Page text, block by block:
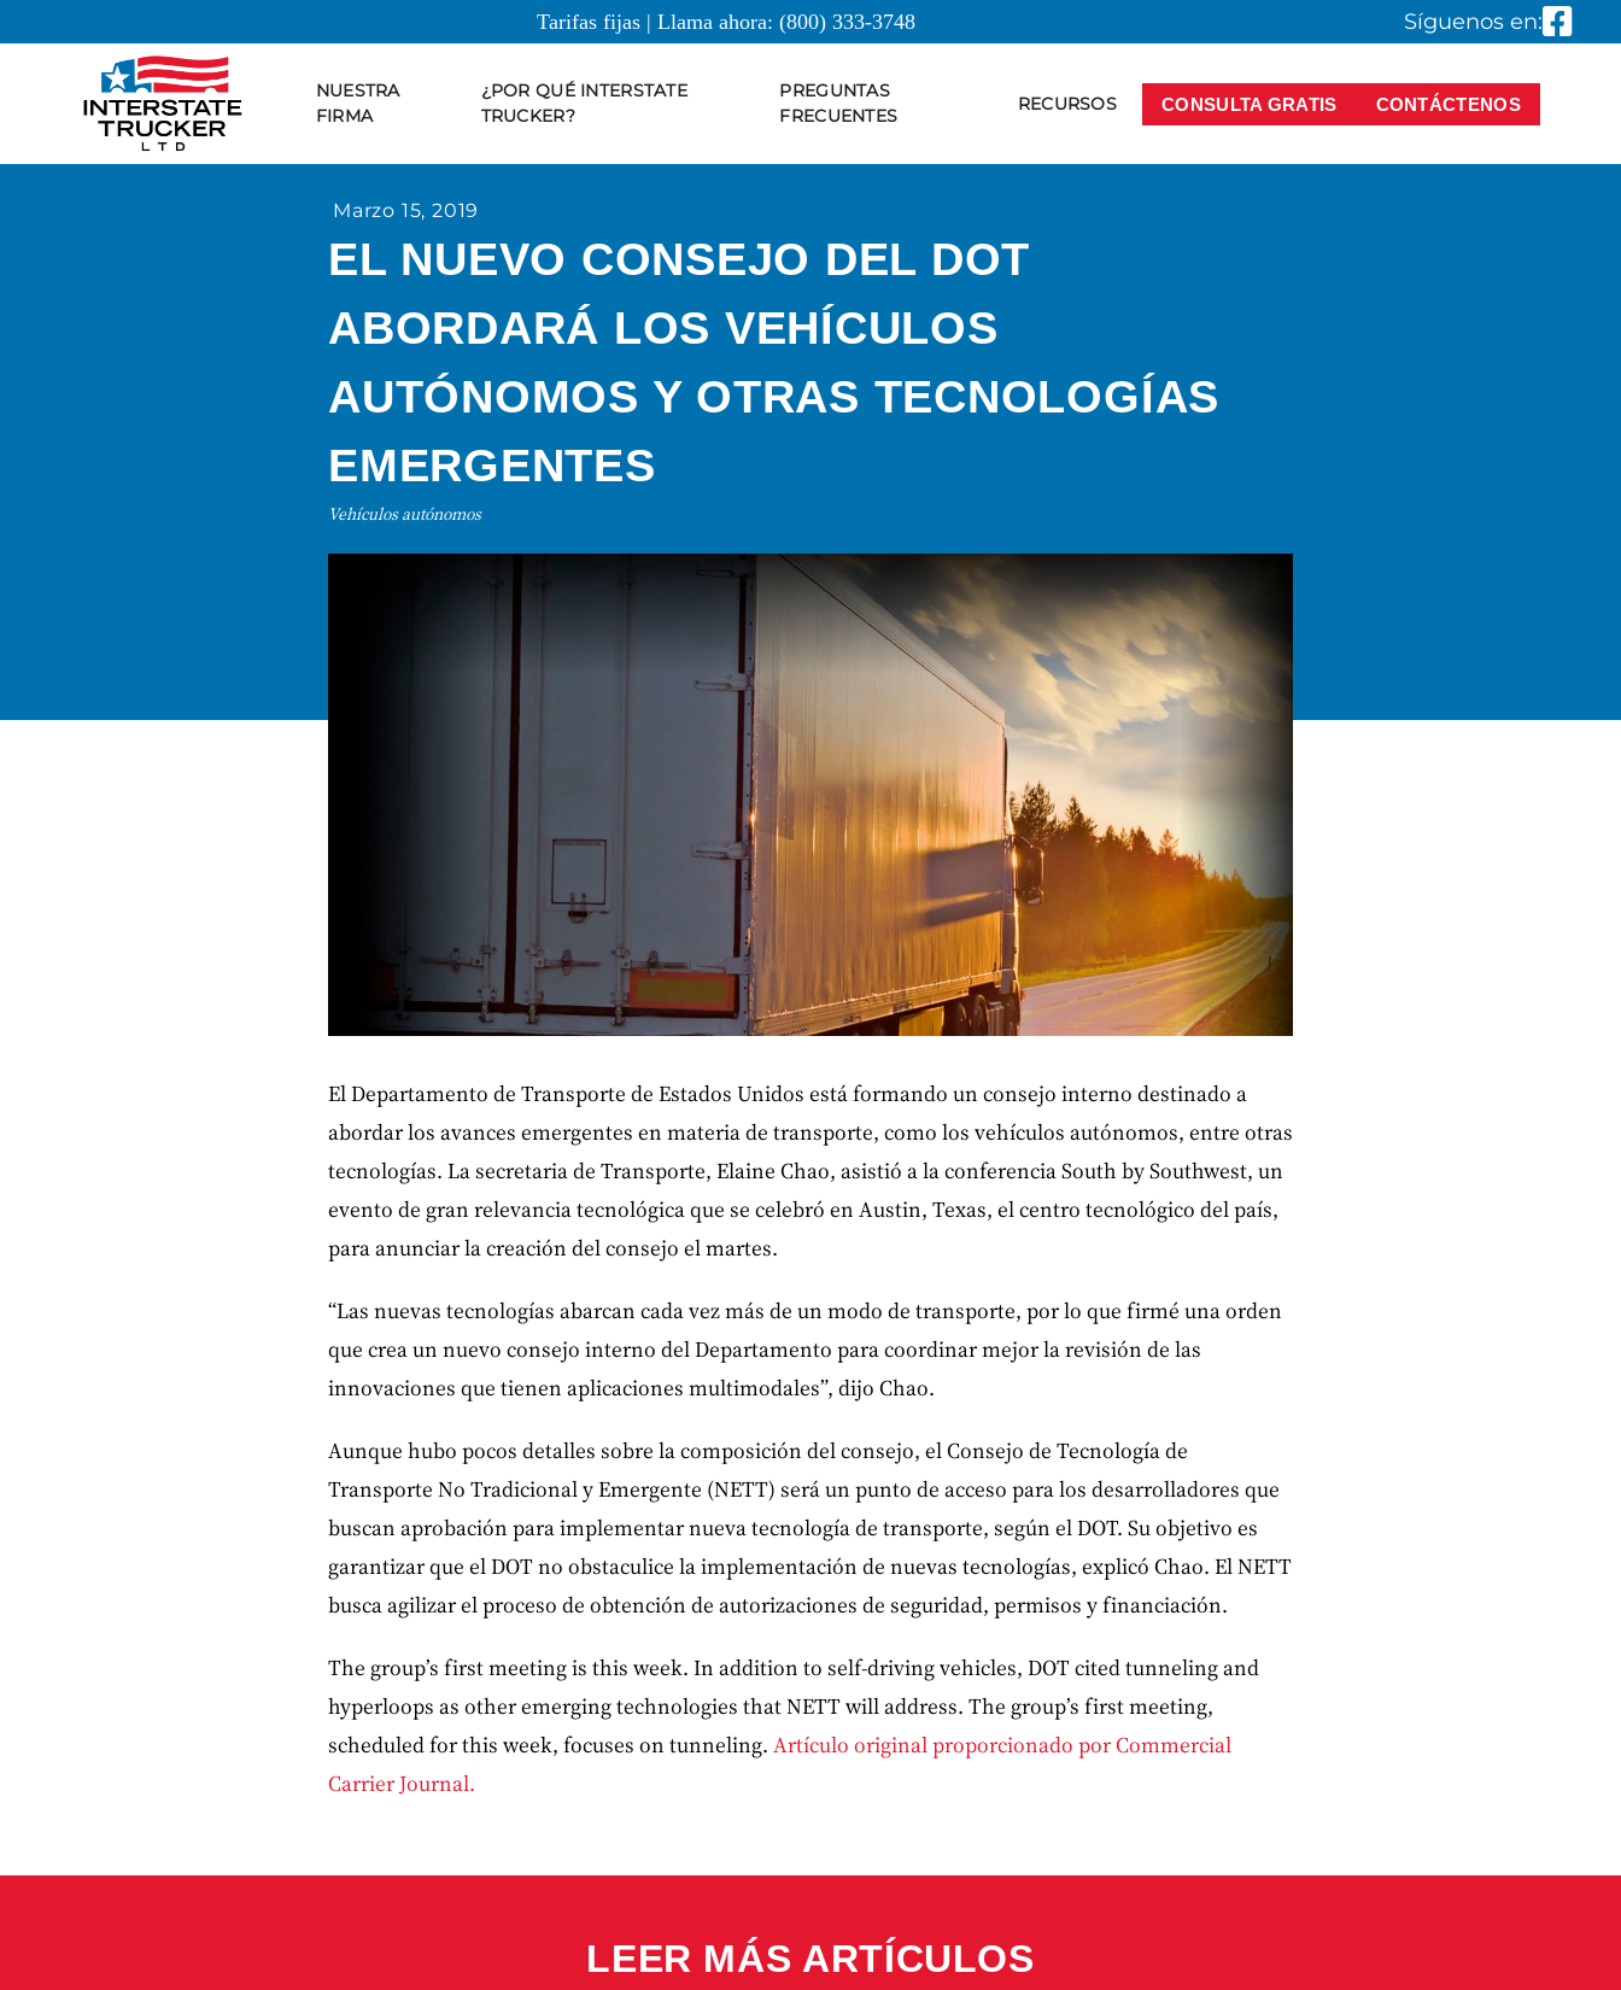
Tarifas fijas | Llama ahora: (800) 333-3748 Síguenos en:
NUESTRA
FIRMA
¿POR QUÉ INTERSTATE
TRUCKER?
PREGUNTAS
FRECUENTES
RECURSOS CONSULTA GRATIS CONTÁCTENOS
Marzo 15, 2019
EL NUEVO CONSEJO DEL DOT
ABORDARÁ LOS VEHÍCULOS
AUTÓNOMOS Y OTRAS TECNOLOGÍAS
EMERGENTES
Vehículos autónomos
El Departamento de Transporte de Estados Unidos está formando un consejo interno destinado a
abordar los avances emergentes en materia de transporte, como los vehículos autónomos, entre otras
tecnologías. La secretaria de Transporte, Elaine Chao, asistió a la conferencia South by Southwest, un
evento de gran relevancia tecnológica que se celebró en Austin, Texas, el centro tecnológico del país,
para anunciar la creación del consejo el martes.
“Las nuevas tecnologías abarcan cada vez más de un modo de transporte, por lo que firmé una orden
que crea un nuevo consejo interno del Departamento para coordinar mejor la revisión de las
innovaciones que tienen aplicaciones multimodales”, dijo Chao.
Aunque hubo pocos detalles sobre la composición del consejo, el Consejo de Tecnología de
Transporte No Tradicional y Emergente (NETT) será un punto de acceso para los desarrolladores que
buscan aprobación para implementar nueva tecnología de transporte, según el DOT. Su objetivo es
garantizar que el DOT no obstaculice la implementación de nuevas tecnologías, explicó Chao. El NETT
busca agilizar el proceso de obtención de autorizaciones de seguridad, permisos y financiación.
The group’s first meeting is this week. In addition to self-driving vehicles, DOT cited tunneling and
hyperloops as other emerging technologies that NETT will address. The group’s first meeting,
scheduled for this week, focuses on tunneling. Artículo original proporcionado por Commercial
Carrier Journal.
LEER MÁS ARTÍCULOS